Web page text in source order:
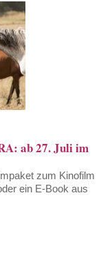
ab 27. Juli im
zum Kinofilm
ein E-Book aus